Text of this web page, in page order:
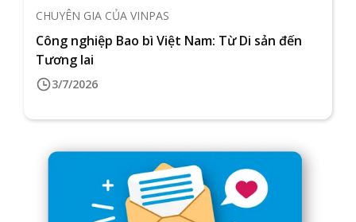
CHUYÊN GIA CỦA VINPAS
Công nghiệp Bao bì Việt Nam: Từ Di sản đến
Tương lai
3/7/2026